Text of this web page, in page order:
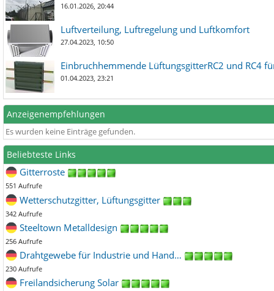
16.01.2026, 20:44
Luftverteilung, Luftregelung und Luftkomfort
27.04.2023, 10:50
Einbruchhemmende LüftungsgitterRC2 und RC4
01.04.2023, 23:21
Anzeigenempfehlungen
Es wurden keine Einträge gefunden.
Beliebteste Links
Gitterroste
551 Aufrufe
Wetterschutzgitter, Lüftungsgitter
342 Aufrufe
Steeltown Metalldesign
256 Aufrufe
Drahtgewebe für Industrie und Hand…
230 Aufrufe
Freilandsicherung Solar